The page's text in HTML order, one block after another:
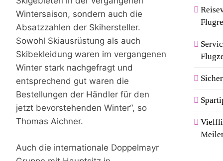
Wintersaison, sondern auch die
Absatzzahlen der Skihersteller.
Sowohl Skiausrüstung als auch
Skibekleidung waren im vergangenen
Winter stark nachgefragt und
entsprechend gut waren die
Bestellungen der Händler für den
jetzt bevorstehenden Winter“, so
Thomas Aichner.
Auch die internationale Doppelmayr